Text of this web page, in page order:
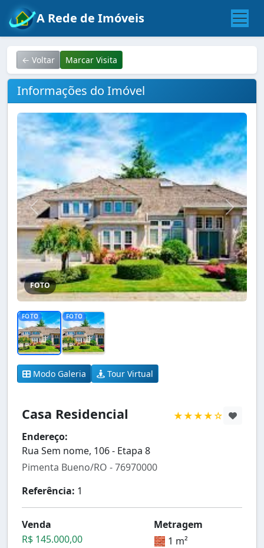
A Rede de Imóveis
← Voltar Marcar Visita
Informações do Imóvel
FOTO
FOTO FOTO
Modo Galeria Tour Virtual
Casa Residencial
★★★★☆
Endereço:
Rua Sem nome, 106 - Etapa 8
Pimenta Bueno/RO - 76970000
Referência: 1
Venda
R$ 145.000,00
Metragem
🧱 1 m²